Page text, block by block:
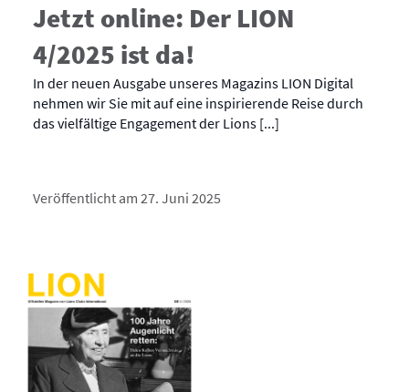
Jetzt online: Der LION
4/2025 ist da!
In der neuen Ausgabe unseres Magazins LION Digital
nehmen wir Sie mit auf eine inspirierende Reise durch
das vielfältige Engagement der Lions [...]
Veröffentlicht am 27. Juni 2025